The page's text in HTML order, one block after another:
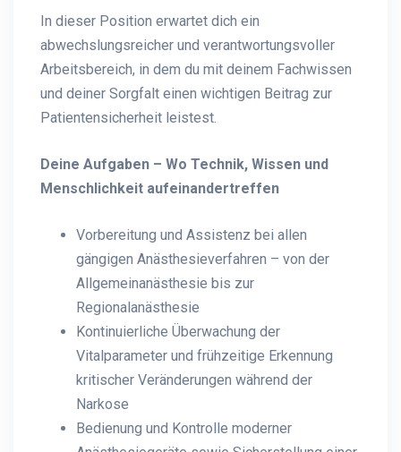
In dieser Position erwartet dich ein
abwechslungsreicher und verantwortungsvoller
Arbeitsbereich, in dem du mit deinem Fachwissen
und deiner Sorgfalt einen wichtigen Beitrag zur
Patientensicherheit leistest.
Deine Aufgaben – Wo Technik, Wissen und
Menschlichkeit aufeinandertreffen
Vorbereitung und Assistenz bei allen
gängigen Anästhesieverfahren – von der
Allgemeinanästhesie bis zur
Regionalanästhesie
Kontinuierliche Überwachung der
Vitalparameter und frühzeitige Erkennung
kritischer Veränderungen während der
Narkose
Bedienung und Kontrolle moderner